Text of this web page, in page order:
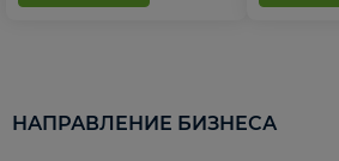
НАПРАВЛЕНИЕ БИЗНЕСА